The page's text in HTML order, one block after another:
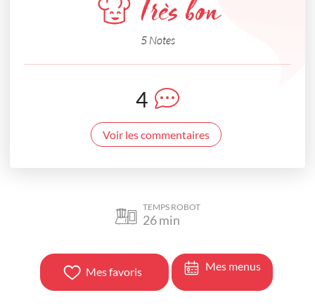
Très bon
5 Notes
4
Voir les commentaires
TEMPS ROBOT
26min
Mes favoris Mes menus